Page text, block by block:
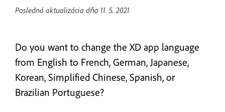
Posledná aktualizácia dňa 11. 5. 2021
Do you want to change the XD app language
from English to French, German, Japanese,
Korean, Simplified Chinese, Spanish, or
Brazilian Portuguese?